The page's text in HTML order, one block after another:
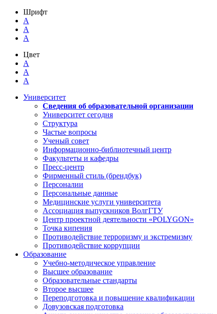
Шрифт
A
A
A
Цвет
A
A
A
Университет
Сведения об образовательной организации
Университет сегодня
Структура
Частые вопросы
Ученый совет
Информационно-библиотечный центр
Факультеты и кафедры
Пресс-центр
Фирменный стиль (брендбук)
Персоналии
Персональные данные
Медицинские услуги университета
Ассоциация выпускников ВолгГТУ
Центр проектной деятельности «POLYGON»
Точка кипения
Противодействие терроризму и экстремизму
Противодействие коррупции
Образование
Учебно-методическое управление
Высшее образование
Образовательные стандарты
Второе высшее
Переподготовка и повышение квалификации
Довузовская подготовка